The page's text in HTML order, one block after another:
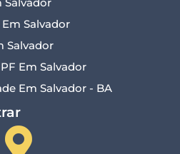
Salvador
Salvador
Salvador
Em Salvador
Em Salvador - BA